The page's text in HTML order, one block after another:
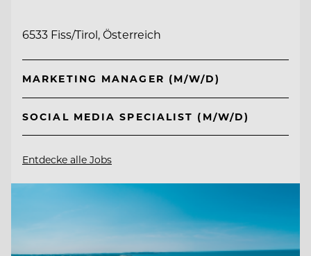
6533 Fiss/Tirol, Österreich
MARKETING MANAGER (M/W/D)
SOCIAL MEDIA SPECIALIST (M/W/D)
Entdecke alle Jobs